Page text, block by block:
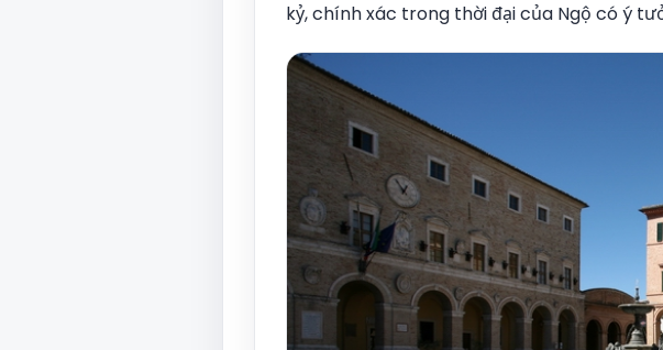
kỷ, chính xác trong thời đại của Ngộ có ý